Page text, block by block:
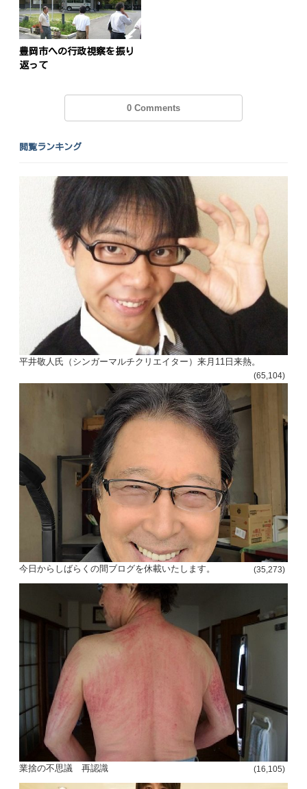
豊岡市への行政視察を振り
返って
0 Comments
閲覧ランキング
平井敬人氏（シンガーマルチクリエイター）来月11日来熱。
(65,104)
今日からしばらくの間ブログを休載いたします。 (35,273)
業捨の不思議 再認識 (16,105)